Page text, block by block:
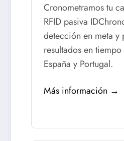
Cronometramos tu
RFID pasiva
detección en meta y
resultados en
España y Portugal.
Más información →